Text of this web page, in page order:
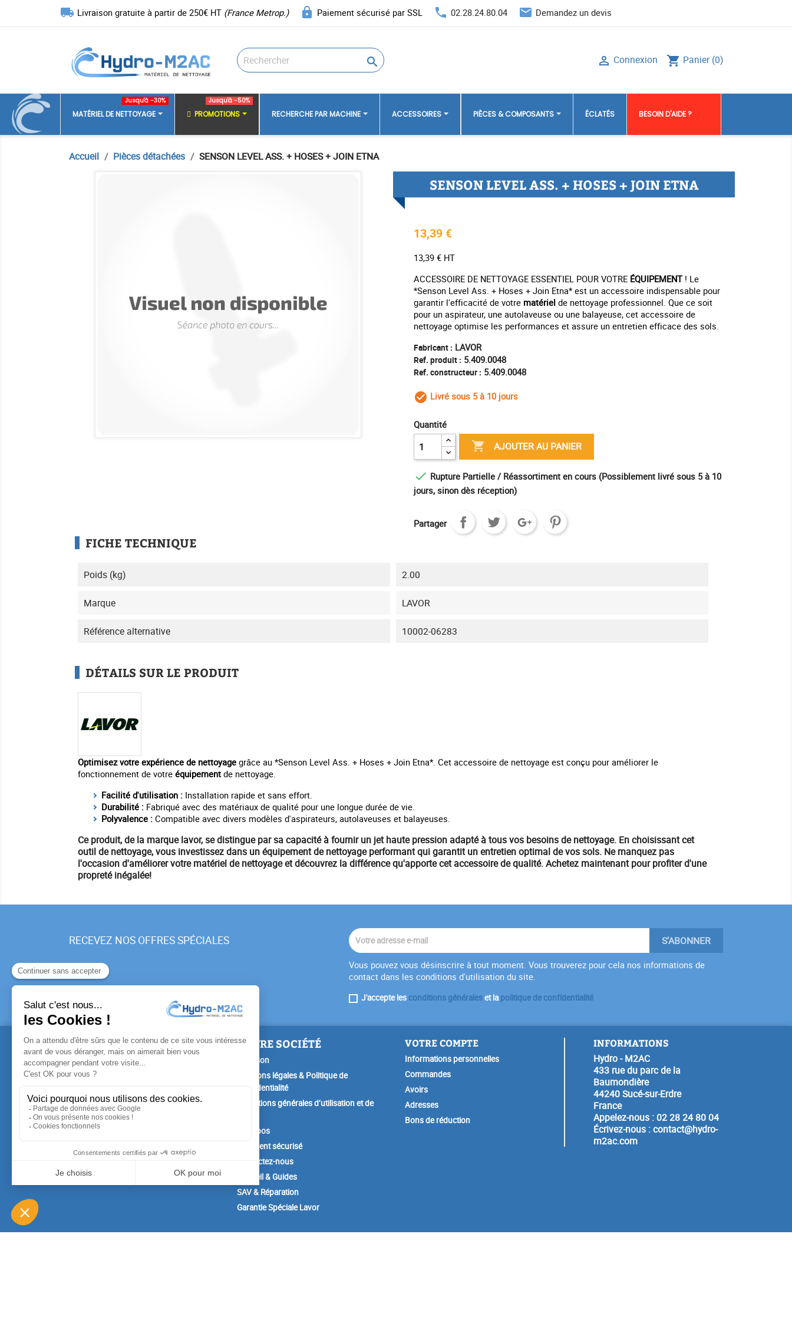
local_shipping Livraison gratuite à partir de 250€ HT (France Metrop.) lock Paiement sécurisé par SSL phone 02.28.24.80.04 email Demandez un devis
 shopping_cart Panier (0)
 Connexion
MATÉRIEL DE NETTOYAGE
Jusqu'à -30%
PROMOTIONS
Jusqu'à -50%
RECHERCHE PAR MACHINE ACCESSOIRES PIÈCES & COMPOSANTS ÉCLATÉS BESOIN D'AIDE ?
Accueil Pièces détachées SENSON LEVEL ASS. + HOSES + JOIN ETNA
SENSON LEVEL ASS. + HOSES + JOIN ETNA
13,39 €
13,39 € HT
ACCESSOIRE DE NETTOYAGE ESSENTIEL POUR VOTRE ÉQUIPEMENT ! Le
*Senson Level Ass. + Hoses + Join Etna* est un accessoire indispensable pour
garantir l'efficacité de votre matériel de nettoyage professionnel. Que ce soit
pour un aspirateur, une autolaveuse ou une balayeuse, cet accessoire de
nettoyage optimise les performances et assure un entretien efficace des sols.
Fabricant : LAVOR
Ref. produit : 5.409.0048
Ref. constructeur : 5.409.0048
check_circle_outline
Livré sous 5 à 10 jours
Quantité
 AJOUTER AU PANIER
 Rupture Partielle / Réassortiment en cours (Possiblement livré sous 5 à 10
jours, sinon dès réception)
Partager
FICHE TECHNIQUE
Poids (kg) 2.00
Marque LAVOR
Référence alternative 10002-06283
DÉTAILS SUR LE PRODUIT
Optimisez votre expérience de nettoyage grâce au *Senson Level Ass. + Hoses + Join Etna*. Cet accessoire de nettoyage est conçu pour améliorer le
fonctionnement de votre équipement de nettoyage.
Facilité d'utilisation : Installation rapide et sans effort.
Durabilité : Fabriqué avec des matériaux de qualité pour une longue durée de vie.
Polyvalence : Compatible avec divers modèles d'aspirateurs, autolaveuses et balayeuses.
Ce produit, de la marquelavor, se distingue par sa capacité à fournir un jet haute pression adapté à tous vos besoins de nettoyage. En choisissant cet
outil de nettoyage, vous investissez dans unéquipementde nettoyage performant qui garantit un entretien optimal de vos sols. Ne manquez pas
l'occasion d'améliorer votrematérielde nettoyage et découvrez la différence qu'apporte cet accessoire de qualité.Achetez maintenantpour profiter d'une
propreté inégalée!
RECEVEZ NOS OFFRES SPÉCIALES
Vous pouvez vous désinscrire à tout moment. Vous trouverez pour cela nos informations de
contact dans les conditions d'utilisation du site.
J'accepte les conditions généraleset lapolitique de confidentialité
PRODUITS
Promotions
Nouveaux produits
NOTRE SOCIÉTÉ
Livraison
Mentions légales & Politique de
Confidentialité
Conditions générales d’utilisation et de
A propos
Paiement sécurisé
Contactez-nous
Conseil & Guides
SAV & Réparation
Garantie Spéciale Lavor
VOTRE COMPTE
Informations personnelles
Commandes
Avoirs
Adresses
Bons de réduction
INFORMATIONS
Hydro - M2AC
433 rue du parc de la
Baumondière
44240 Sucé-sur-Erdre
France
Appelez-nous : 02 28 24 80 04
Écrivez-nous :contact@hydro-
m2ac.com